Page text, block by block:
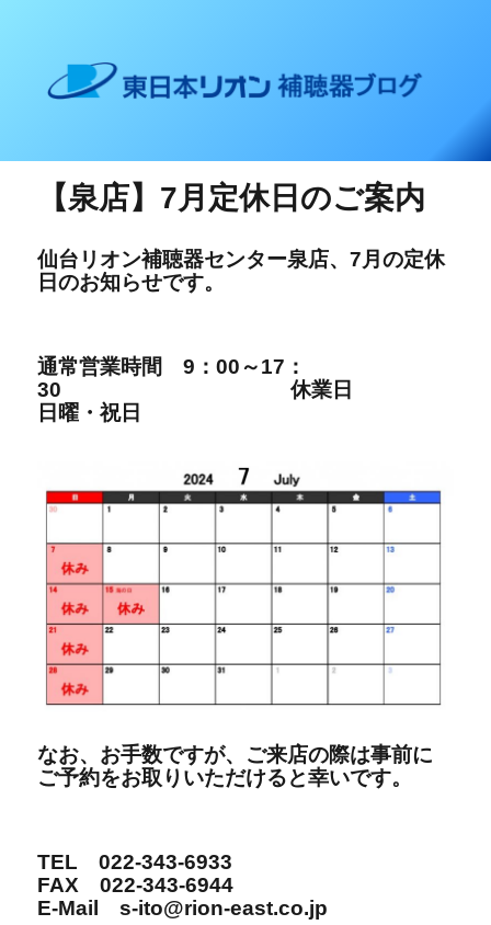
東日本リオン 補聴器ブログ
【泉店】7月定休日のご案内
仙台リオン補聴器センター泉店、7月の定休
日のお知らせです。
通常営業時間9：00～17：
30
休業日
日曜・祝日
なお、お手数ですが、ご来店の際は事前に
ご予約をお取りいただけると幸いです。
TEL 022-343-6933
FAX 022-343-6944
E-Mail s-ito@rion-east.co.jp